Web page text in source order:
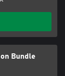
Bundle